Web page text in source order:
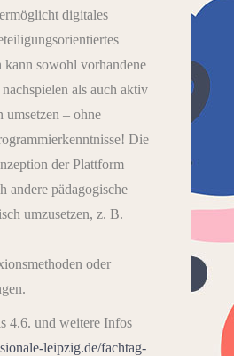
digitales
sowohl vorhandene
als auch aktiv
umsetzen – ohne
Die
der Plattform
andere pädagogische
umzusetzen, z. B.
oder
4.6. und weitere Infos
leipzig.de/fachtag-